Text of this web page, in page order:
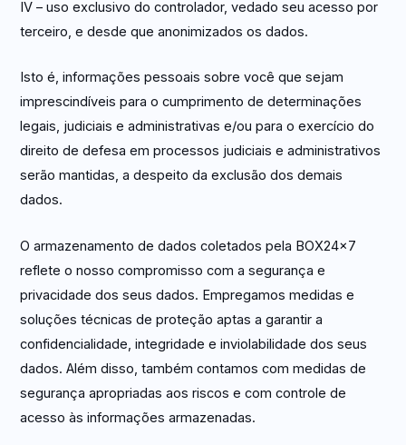
IV – uso exclusivo do controlador, vedado seu acesso por
terceiro, e desde que anonimizados os dados.
Isto é, informações pessoais sobre você que sejam
imprescindíveis para o cumprimento de determinações
legais, judiciais e administrativas e/ou para o exercício do
direito de defesa em processos judiciais e administrativos
serão mantidas, a despeito da exclusão dos demais
dados.
O armazenamento de dados coletados pela BOX24x7
reflete o nosso compromisso com a segurança e
privacidade dos seus dados. Empregamos medidas e
soluções técnicas de proteção aptas a garantir a
confidencialidade, integridade e inviolabilidade dos seus
dados. Além disso, também contamos com medidas de
segurança apropriadas aos riscos e com controle de
acesso às informações armazenadas.